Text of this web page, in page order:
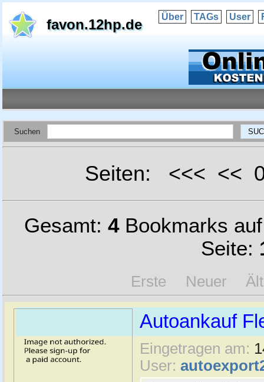
favon.12hp.de Über TAGs User
Suchen
Seiten: <<< <<
Gesamt: 4Bookmarks
Seite:
Erste Neuer
Autoankauf
Eingetragen am:
User: